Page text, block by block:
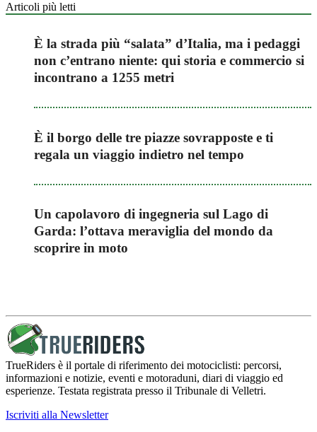
Articoli più letti
È la strada più “salata” d’Italia, ma i pedaggi
non c’entrano niente: qui storia e commercio si
incontrano a 1255 metri
È il borgo delle tre piazze sovrapposte e ti
regala un viaggio indietro nel tempo
Un capolavoro di ingegneria sul Lago di
Garda: l’ottava meraviglia del mondo da
scoprire in moto
TrueRiders è il portale di riferimento dei motociclisti: percorsi,
informazioni e notizie, eventi e motoraduni, diari di viaggio ed
esperienze. Testata registrata presso il Tribunale di Velletri.
Iscriviti alla Newsletter